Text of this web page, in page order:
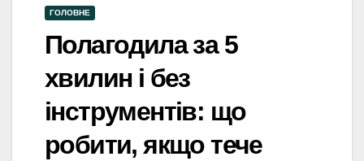
ГОЛОВНЕ
Полагодила за 5
хвилин і без
інструментів: що
робити, якщо тече